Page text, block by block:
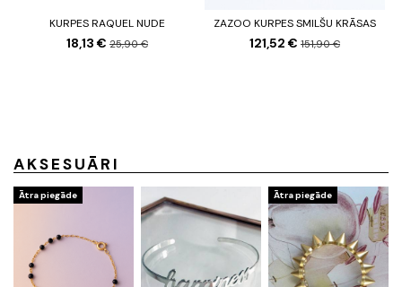
KURPES RAQUEL NUDE
18,13 € 25,90 €
ZAZOO KURPES SMILŠU KRĀSAS
121,52 € 151,90 €
AKSESUĀRI
Ātra piegāde Ātra piegāde